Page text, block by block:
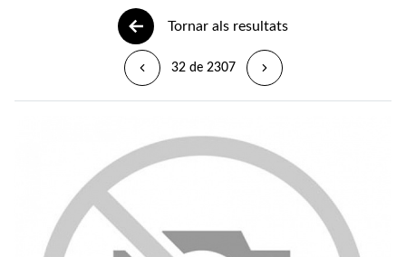
Tornar als resultats
32 de 2307